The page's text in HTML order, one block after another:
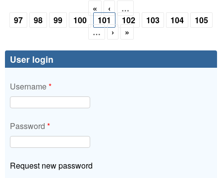
Pages
« ‹
…
97
98 99 100 101 102 103 104
105
…
› »
User login
Username*
Password *
Request new password